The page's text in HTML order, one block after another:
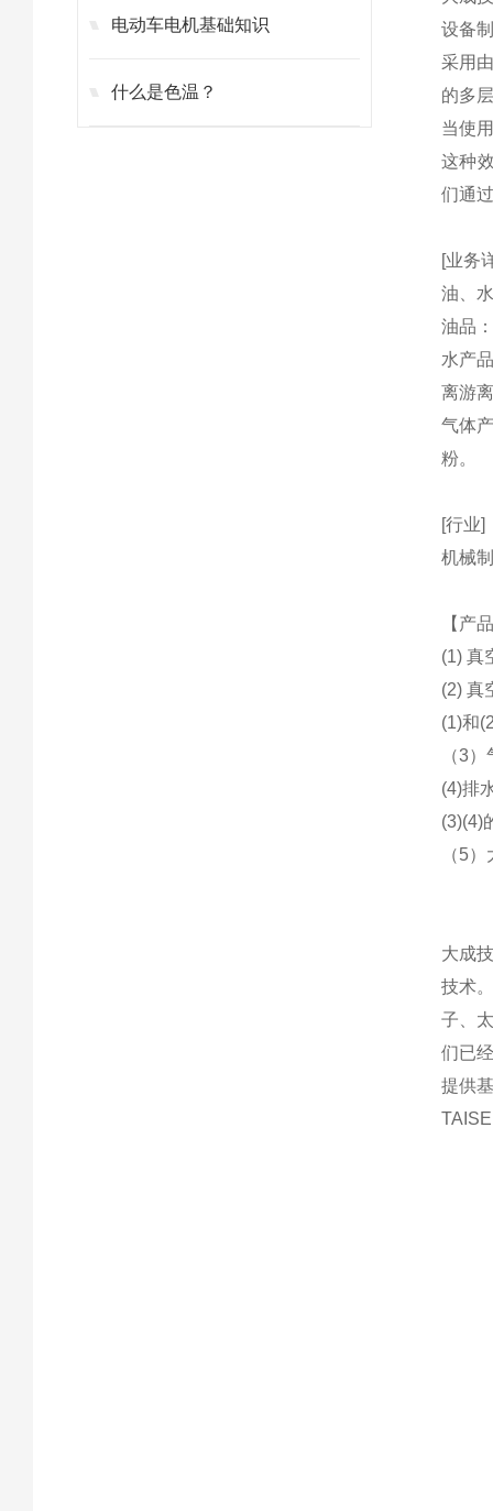
电动车电机基础知识
什么是色温？
设备
采用
的多
当使
这种
们通
[业务
油、
油品
水产
离游
气体
粉。
[行业]
机械
【产
(1) 真
(2) 真
(1)和
（3
(4)排
(3)(4)
（5
大成
技术
子、
们已
提供